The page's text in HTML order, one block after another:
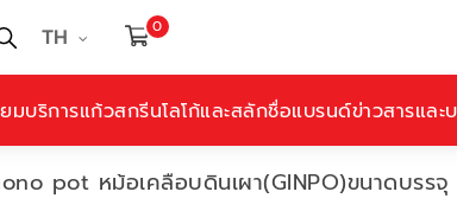
TH 0
มบริการแก้วสกรีนโลโก้และสลักชื่อแบรนด์ข่าวสารและ
pot หม้อเคลือบดินเผา(GINPO)ขนาดบรร